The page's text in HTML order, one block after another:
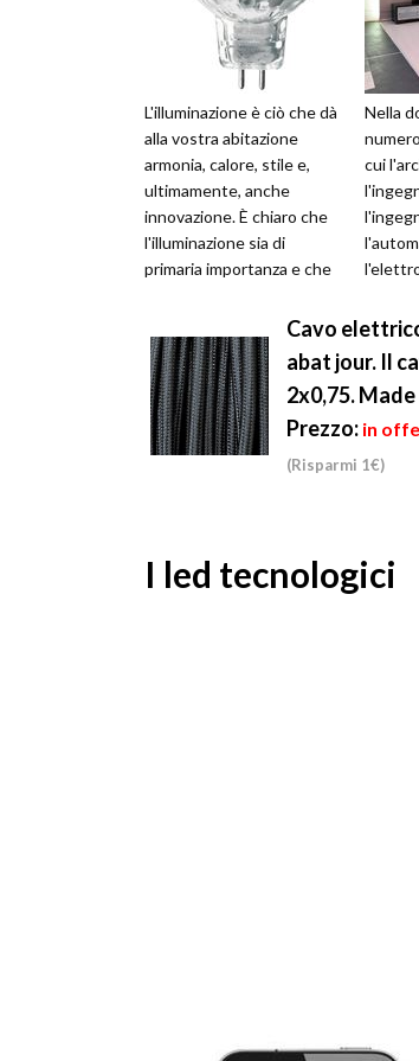
L'illuminazione è ciò che dà
alla vostra abitazione
armonia, calore, stile e,
ultimamente, anche
innovazione. È chiaro che
l'illuminazione sia di
primaria importanza e che
Nella
cui
Cavo
abat jour. Il
2x0,75.
Prezzo: in
(Risparmi 1€)
I led tecnologici